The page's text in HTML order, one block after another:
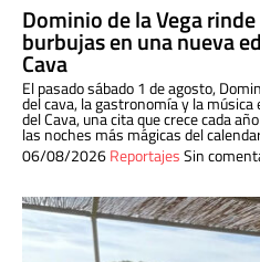
Dominio de la Vega
burbujas en una nueva
Cava
El pasado sábado 1 de agosto,
del cava, la gastronomía y la
del Cava, una cita que crece cada
las noches más mágicas del
06/08/2026ReportajesSin